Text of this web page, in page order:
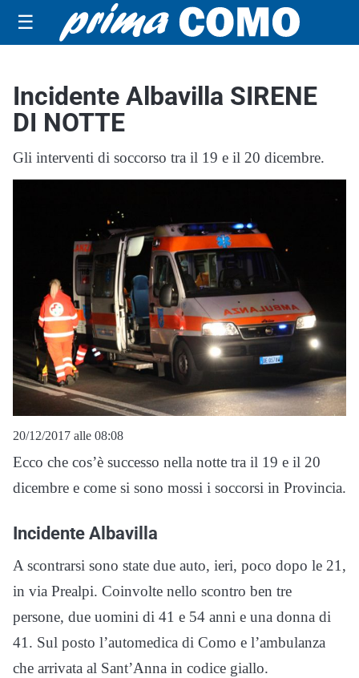
☰
Incidente Albavilla SIRENE
DI NOTTE
Gli interventi di soccorso tra il 19 e il 20 dicembre.
20/12/2017 alle 08:08
Ecco che cos’è successo nella notte tra il 19 e il 20
dicembre e come si sono mossi i soccorsi in Provincia.
Incidente Albavilla
A scontrarsi sono state due auto, ieri, poco dopo le 21,
in via Prealpi. Coinvolte nello scontro ben tre
persone, due uomini di 41 e 54 anni e una donna di
41. Sul posto l’automedica di Como e l’ambulanza
che arrivata al Sant’Anna in codice giallo.